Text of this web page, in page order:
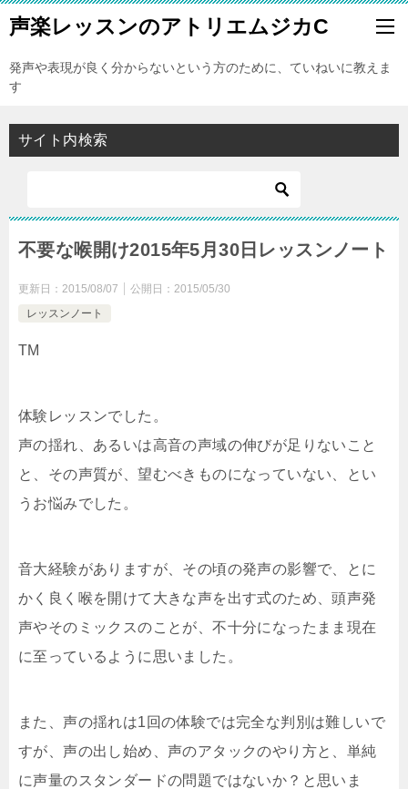
声楽レッスンのアトリエムジカC
発声や表現が良く分からないという方のために、ていねいに教えま
す
サイト内検索
不要な喉開け2015年5月30日レッスンノート
更新日： 2015/08/07 公開日： 2015/05/30
レッスンノート
TM
体験レッスンでした。
声の揺れ、あるいは高音の声域の伸びが足りないこと
と、その声質が、望むべきものになっていない、とい
うお悩みでした。
音大経験がありますが、その頃の発声の影響で、とに
かく良く喉を開けて大きな声を出す式のため、頭声発
声やそのミックスのことが、不十分になったまま現在
に至っているように思いました。
また、声の揺れは1回の体験では完全な判別は難しいで
すが、声の出し始め、声のアタックのやり方と、単純
に声量のスタンダードの問題ではないか？と思いま